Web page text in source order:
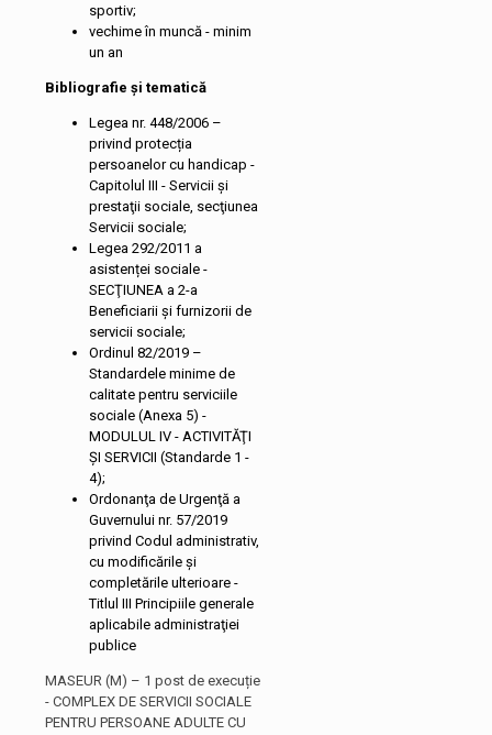
sportiv;
vechime în muncă - minim
un an
Bibliografie și tematică
Legea nr. 448/2006 –
privind protecția
persoanelor cu handicap -
Capitolul III - Servicii şi
prestaţii sociale, secţiunea
Servicii sociale;
Legea 292/2011 a
asistenței sociale -
SECŢIUNEA a 2-a
Beneficiarii şi furnizorii de
servicii sociale;
Ordinul 82/2019 –
Standardele minime de
calitate pentru serviciile
sociale (Anexa 5) -
MODULUL IV - ACTIVITĂŢI
ŞI SERVICII (Standarde 1 -
4);
Ordonanţa de Urgenţă a
Guvernului nr. 57/2019
privind Codul administrativ,
cu modificările și
completările ulterioare -
Titlul III Principiile generale
aplicabile administraţiei
publice
MASEUR (M) – 1 post de execuție
- COMPLEX DE SERVICII SOCIALE
PENTRU PERSOANE ADULTE CU